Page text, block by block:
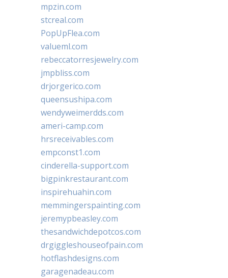
mpzin.com
stcreal.com
PopUpFlea.com
valueml.com
rebeccatorresjewelry.com
jmpbliss.com
drjorgerico.com
queensushipa.com
wendyweimerdds.com
ameri-camp.com
hrsreceivables.com
empconst1.com
cinderella-support.com
bigpinkrestaurant.com
inspirehuahin.com
memmingerspainting.com
jeremypbeasley.com
thesandwichdepotcos.com
drgiggleshouseofpain.com
hotflashdesigns.com
garagenadeau.com